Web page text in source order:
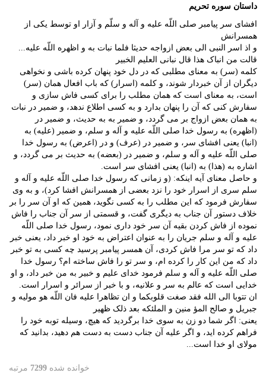
داستان سوره تحریم
افشای سر پیامبر صلی اللّه علیه و آله و سلّم و آزار او توسط یکی از
همسرانش
و اذ اسر النبی الی بعض ازواجه حدیثا فلما نبات به و اظهره اللّه علیه...
قالت من انباک هذا قال نبانی العلیم الخبیر
کلمه (سر) به معنای مطلبی که در دل خود پنهان کرده باشی و نخواهی
دیگران از آن خبردار شوند، و کلمه (اسرار) که باب افعال همان (سر)
است، به معنای است که همان مطلب را برای کسی فاش سازی و
سفارش کنی که آن را پنهان بدارد و به کسی اطلاع ندهد، و ضمیر در نبات
به همان بعض ازواج بر می گردد، و ضمیر به به حدیث، و ضمیر در
(اظهره) به رسول خدا صلی اللّه علیه و آله و سلم، و ضمیر (علیه) به
(انبا) یعنی افشای سر، و ضمیر در (عرف) و در (اعرض) به رسول خدا
صلی اللّه علیه و آله و سلم، و ضمیر در (بعضه) به حدیث بر می گردد، و
اشاره به (هذا) به (انبا) یعنی افشای سر است.
و حاصل معنای آیه اینکه: (و زمانی که رسول خدا صلی اللّه علیه و آله و
سلم سری از اسرار خود را نزد بعضی از همسرانش افشا کرد)، و به وی
سفارش فرمود که این مطلب را به کسی نگوید، همین که او آن سر را بر
خلاف دستور آن جناب به دیگری گفت، و قسمتی از سر آن جناب را فاش
نموده از فاش کردن بقیه آن سر خود داری نمود، رسول خدا صلی اللّه
علیه و آله و سلم جریان را به عنوان اعتراض به خود او خبر داد، یعنی خبر
داد که تو سر مرا فاش کردی، آن همسر پیامبر پرسید چه کسی به تو خبر
داد که من این کار را کرده ام، و سر تو را فاش ساخته ام؟ رسول خدا
صلی اللّه علیه و آله و سلم فرمود خدای علیم و خبیر به من خبر داد، و او
خدایی است که عالم به سر و علانیه، و با خبر از سرائر و اسرار است.
ان تتوبا الی الله فقد صغت قلوبکما و ان تظاهرا علیه فان اللّه هو مولیه و
جبریل و صالح المؤ منین و الملئکه بعد ذلک ظهیر
یعنی: اگر شما دو زن به سوی خدا برگردید که هیچ، وسیله توبه خود را
فراهم کرده اید، و اگر علیه آن جناب دست به دست هم دهید، بدانید که
مولای او خدا است...
خوانده شده 7299 مرتبه